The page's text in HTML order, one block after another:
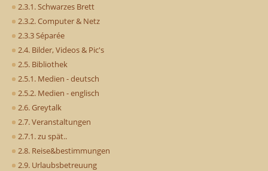
2.3.1. Schwarzes Brett
2.3.2. Computer & Netz
2.3.3 Séparée
2.4. Bilder, Videos & Pic's
2.5. Bibliothek
2.5.1. Medien - deutsch
2.5.2. Medien - englisch
2.6. Greytalk
2.7. Veranstaltungen
2.7.1. zu spät..
2.8. Reise&bestimmungen
2.9. Urlaubsbetreuung